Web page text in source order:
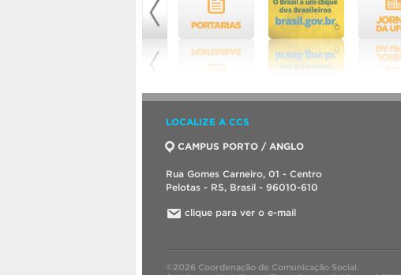
LOCALIZE A CCS
CAMPUS PORTO / ANGLO
Rua Gomes Carneiro, 01 - Centro
Pelotas - RS, Brasil - 96010-610
clique para ver o e-mail
©2026 Coordenação de Comunicação Social.